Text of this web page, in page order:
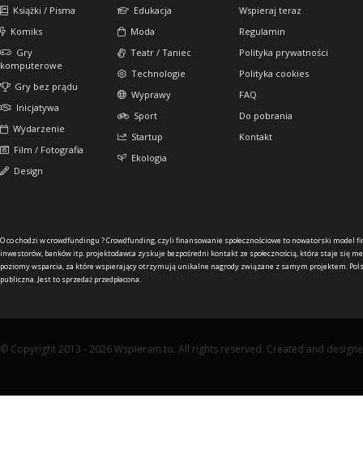
Książki / Pisma
Komiks
Gry
komputerowe
Gry bez prądu
Inicjatywa
Wydarzenie
Film / Fotografia
Design
Edukacja
Moda
Teatr / Taniec
Technologie
Wyprawy
Sport
Startup
Ekologia
Wspieraj teraz
Regulamin
Polityka prywatności
Polityka cookies
FAQ
Do pobrania
Kontakt
O co chodzi w crowdfundingu ?Crowdfunding, czyli finansowanie społecznościowe to nowatorski model
inwestorów, banków itp. projektodawca zyskuje bezpośredni kontakt ze społecznością, która staje się
poziomy wsparcia, za które wspierający otrzymują unikalne nagrody związane z samym projektem.
publiczna. Jest to sprzedaż przedpłacona.
© Copyright 2013 - 2026 Wspieram.to. All rights reserved. Created and